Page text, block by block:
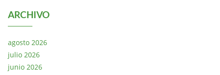
ARCHIVO
agosto 2026
julio 2026
junio 2026